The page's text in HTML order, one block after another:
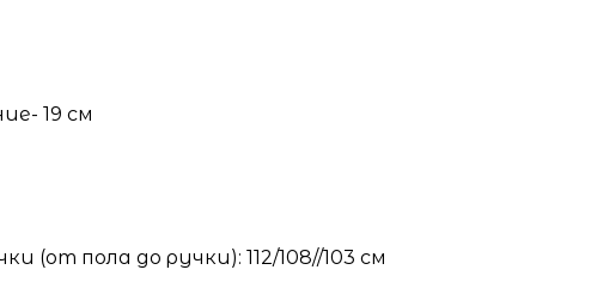
19 см
(от пола до ручки): 112/108//103 см